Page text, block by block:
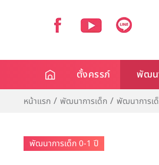
ตั้งครรภ์ พัฒน
หน้าแรก พัฒนาการเด็ก พัฒนาการเ
พัฒนาการเด็ก 0-1 ปี